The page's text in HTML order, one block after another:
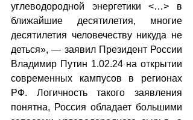
углеводородной энергетики <…> в
ближайшие десятилетия, многие
десятилетия человечеству никуда не
деться», — заявил Президент России
Владимир Путин 1.02.24 на открытии
современных кампусов в регионах
РФ. Логичность такого заявления
понятна, Россия обладает большими